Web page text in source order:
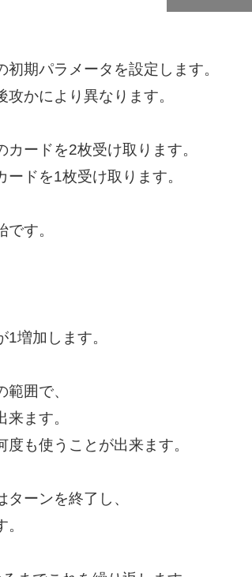
期パラメータを設定します。
かにより異なります。
ードを2枚受け取ります。
ドを1枚受け取ります。
す。
増加します。
囲で、
ます。
も使うことが出来ます。
ーンを終了し、